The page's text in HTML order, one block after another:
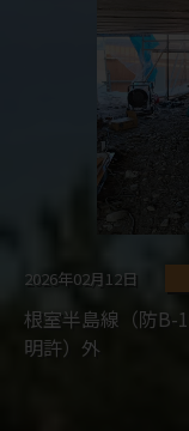
2026年02月12日
根室半島線（防B-
明許）外